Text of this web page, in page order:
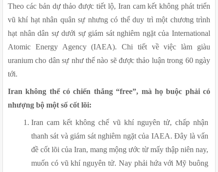
Theo các bản dự thảo được tiết lộ, Iran cam kết không phát triển
vũ khí hạt nhân quân sự nhưng có thể duy trì một chương trình
hạt nhân dân sự dưới sự giám sát nghiêm ngặt của International
Atomic Energy Agency (IAEA). Chi tiết về việc làm giàu
uranium cho dân sự như thế nào sẽ được thảo luận trong 60 ngày
tới.
Iran không thể có chiến thắng “free”, mà họ buộc phải có
nhượng bộ một số cốt lõi:
Iran cam kết không chế vũ khí nguyên tử, chấp nhận
thanh sát và giám sát nghiêm ngặt của IAEA. Đây là vấn
đề cốt lõi của Iran, mang mộng ước từ mấy thập niên nay,
muốn có vũ khí nguyên tử. Nay phải hứa với Mỹ buông